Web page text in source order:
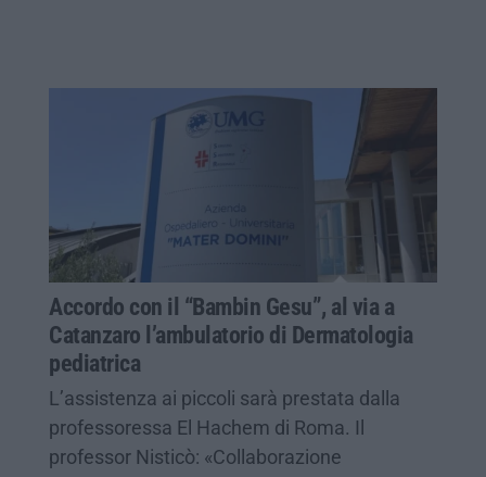
Accordo con il “Bambin Gesu”, al via a
Catanzaro l’ambulatorio di Dermatologia
pediatrica
L’assistenza ai piccoli sarà prestata dalla
professoressa El Hachem di Roma. Il
professor Nisticò: «Collaborazione